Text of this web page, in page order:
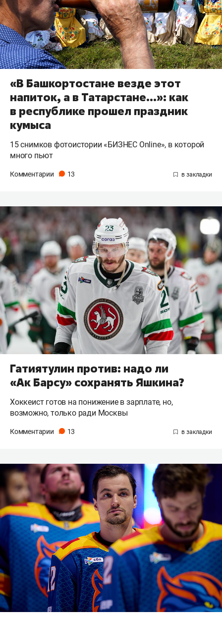
«В Башкортостане везде этот
напиток, а в Татарстане…»: как
в республике прошел праздник
кумыса
15 снимков фотоистории «БИЗНЕС Online», в которой
много пьют
Комментарии 13
Гатиятулин против: надо ли
«Ак Барсу» сохранять Яшкина?
Хоккеист готов на понижение в зарплате, но,
возможно, только ради Москвы
Комментарии 13